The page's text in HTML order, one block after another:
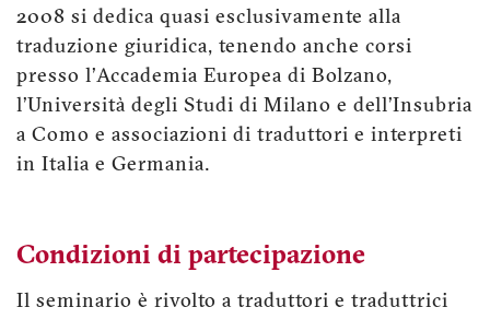
2008 si dedica quasi esclusivamente alla
traduzione giuridica, tenendo anche corsi
presso l’Accademia Europea di Bolzano,
l’Università degli Studi di Milano e dell’Insubria
a Como e associazioni di traduttori e interpreti
in Italia e Germania.
Condizioni di partecipazione
Il seminario è rivolto a traduttori e traduttrici